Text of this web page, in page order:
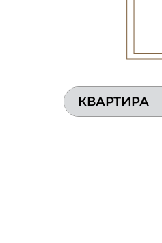
КВАРТИРА